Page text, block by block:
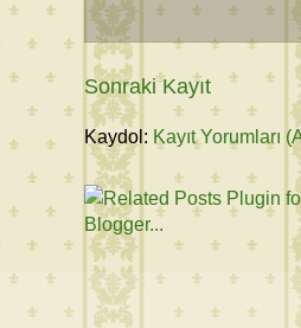
Sonraki Kayıt
Kaydol: Kayıt Yorumları